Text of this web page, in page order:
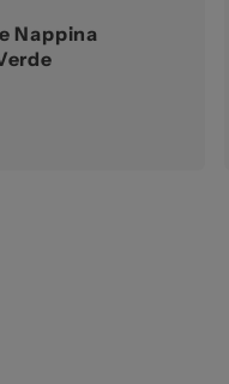
Nappina